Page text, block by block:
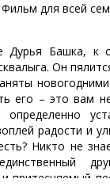
для всей
Дурья Башка, к
Он
его – это вам
радости и
Никто не
притесняемый